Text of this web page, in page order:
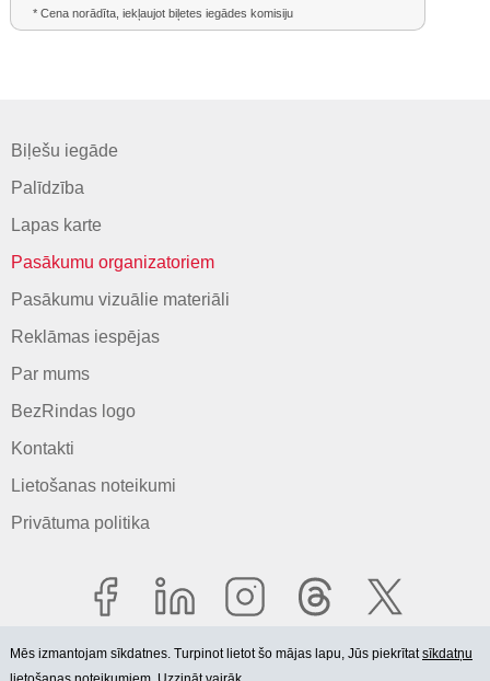
* Cena norādīta, iekļaujot biļetes iegādes komisiju
Biļešu iegāde
Palīdzība
Lapas karte
Pasākumu organizatoriem
Pasākumu vizuālie materiāli
Reklāmas iespējas
Par mums
BezRindas logo
Kontakti
Lietošanas noteikumi
Privātuma politika
Mēs izmantojam sīkdatnes. Turpinot lietot šo mājas lapu, Jūs piekrītatsīkdatņu